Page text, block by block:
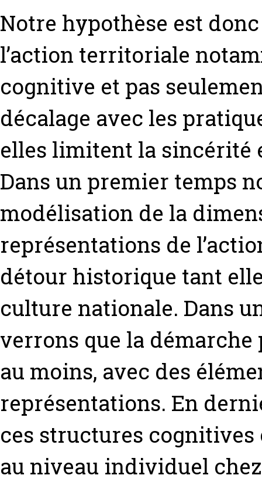
Notre hypothèse est
l’action territoriale
cognitive et pas
décalage avec les
elles limitent la sincérité
Dans un premier temps
modélisation de la
représentations de
détour historique tant
culture nationale. Dans
verrons que la
au moins, avec des
représentations. En
ces structures
au niveau individuel